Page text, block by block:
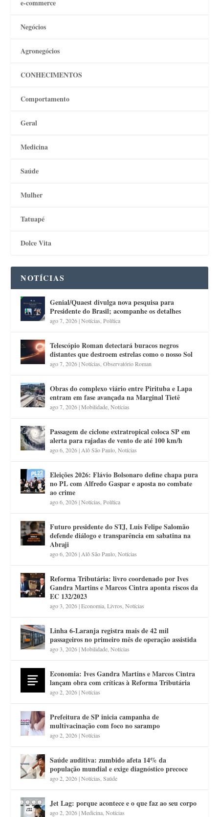
e-commerce
Negócios
Agronegócios
CONHECIMENTOS
Comportamento
Geral
Medicina
Saúde
Mulher
Tatuapé
Dolce Vita
NOTÍCIAS
Genial/Quaest divulga nova pesquisa para
Presidente do Brasil; acompanhe os detalhes
ago 7, 2026|Notícias ,Política
Telescópio Roman detectará buracos negros
distantes que destroem estrelas como o nosso Sol
ago 7, 2026|Notícias ,Observatório Roman
Obras do complexo viário entre Pirituba e Lapa
entram em fase avançada na Marginal Tietê
ago 7, 2026|Mobilidade ,Notícias
Passagem de ciclone extratropical coloca SP em
alerta para rajadas de vento de até 100 km/h
ago 6, 2026| Alô São Paulo ,Notícias
Eleições 2026: Flávio Bolsonaro define chapa pura
no PL com Alfredo Gaspar e aposta no combate
ao crime
ago 6, 2026|Notícias ,Política
Futuro presidente do STJ, Luis Felipe Salomão
defende diálogo e transparência em sabatina na
Abraji
ago 6, 2026| Alô São Paulo ,Notícias
Reforma Tributária: livro coordenado por Ives
Gandra Martins e Marcos Cintra aponta riscos da
EC 132/2023
ago 3, 2026|Economia ,Livros ,Notícias
Linha 6-Laranja registra mais de 42 mil
passageiros no primeiro mês de operação assistida
ago 3, 2026|Mobilidade ,Notícias
Economia: Ives Gandra Martins e Marcos Cintra
lançam obra com críticas à Reforma Tributária
ago 2, 2026|Notícias
Prefeitura de SP inicia campanha de
multivacinação com foco no sarampo
ago 2, 2026|Notícias
Saúde auditiva: zumbido afeta 14% da
população mundial e exige diagnóstico precoce
ago 2, 2026|Notícias ,Saúde
Jet Lag: porque acontece e o que faz ao seu corpo
ago 2, 2026|Medicina ,Notícias